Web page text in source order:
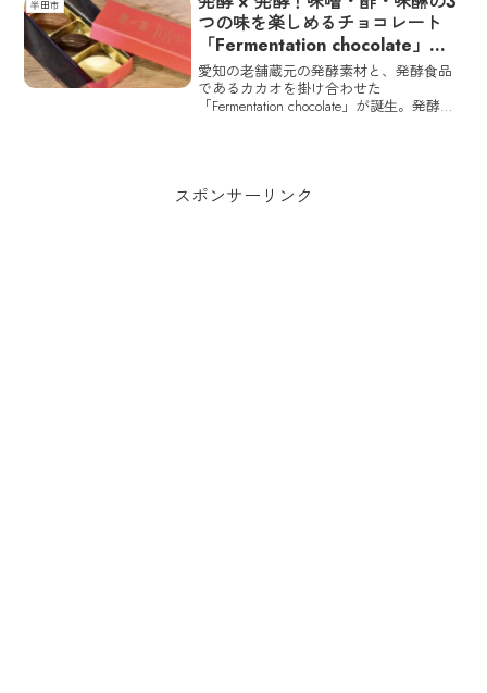
半田市
つの味を楽しめるチョコレート
「Fermentation chocolate」が
発売中
愛知の⽼舗蔵元の発酵素材と、発酵⾷品
であるカカオを掛け合わせた
「Fermentation chocolate」が誕⽣。発酵素
スポンサーリンク